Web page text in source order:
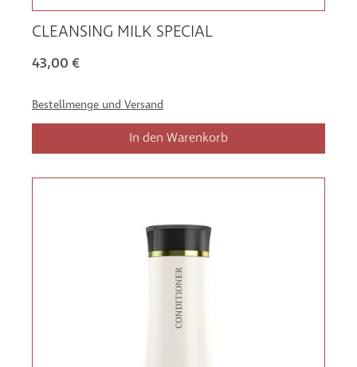
CLEANSING MILK SPECIAL
43,00 €
Bestellmenge und Versand
In den Warenkorb